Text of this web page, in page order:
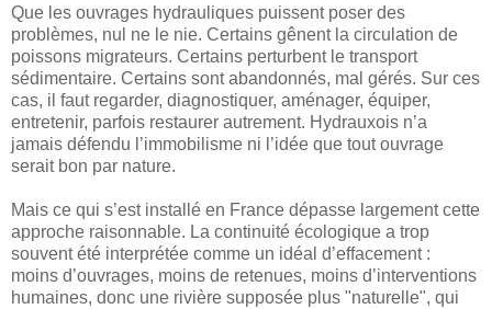
Que les ouvrages hydrauliques puissent poser des
problèmes, nul ne le nie. Certains gênent la circulation de
poissons migrateurs. Certains perturbent le transport
sédimentaire. Certains sont abandonnés, mal gérés. Sur ces
cas, il faut regarder, diagnostiquer, aménager, équiper,
entretenir, parfois restaurer autrement. Hydrauxois n’a
jamais défendu l’immobilisme ni l’idée que tout ouvrage
serait bon par nature.
Mais ce qui s’est installé en France dépasse largement cette
approche raisonnable. La continuité écologique a trop
souvent été interprétée comme un idéal d’effacement :
moins d’ouvrages, moins de retenues, moins d’interventions
humaines, donc une rivière supposée plus "naturelle", qui